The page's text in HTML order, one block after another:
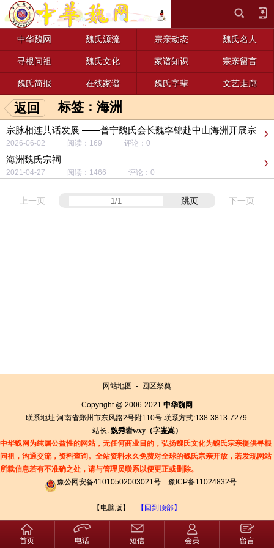
中华魏网 魏氏源流 宗亲动态 魏氏名人
寻根问祖 魏氏文化 家谱知识 宗亲留言
魏氏简报 在线家谱 魏氏字辈 文艺走廊
返回 标签：海洲
宗脉相连共话发展 ——普宁魏氏会长魏李锦赴中山海洲开展宗
亲座谈
2026-06-02 阅读：169 评论：0
海洲魏氏宗祠
2021-04-27 阅读：1466 评论：0
上一页 跳页 下一页
网站地图 - 园区祭奠
Copyright @ 2006-2021 中华魏网
联系地址:河南省郑州市东风路2号附110号 联系方式:138-3813-7279
站长: 魏秀岩wxy（字崟嵩）
中华魏网为纯属公益性的网站，无任何商业目的，弘扬魏氏文化为魏氏宗亲提供寻根
问祖，沟通交流，资料查询。全站资料永久免费对全球的魏氏宗亲开放，若发现网站
所载信息若有不准确之处，请与管理员联系以便更正或删除。
豫公网安备41010502003021号
豫ICP备11024832号
【电脑版】 【回到顶部】
首页 电话 短信 会员 留言